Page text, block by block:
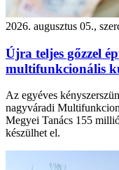
2026. augusztus 05.,
Újra teljes gőzzel
multifunkcionális
Az egyéves
nagyváradi
Megyei Tanács 155
készülhet el.